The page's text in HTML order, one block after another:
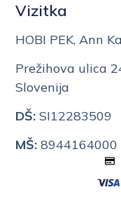
Vizitka
HOBI PEK, Ann
Prežihova ulica
Slovenija
DŠ: SI12283509
MŠ: 8944164000